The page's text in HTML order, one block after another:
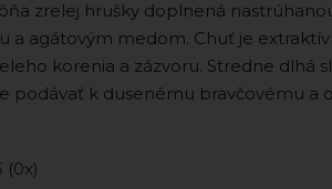
zrelej hrušky doplnená
a agátovým medom. Chuť je
korenia a zázvoru. Stredne dlhá
podávať k dusenému bravčovému a
(0x)